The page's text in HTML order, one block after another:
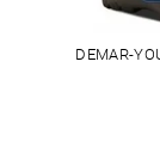
DEMAR-